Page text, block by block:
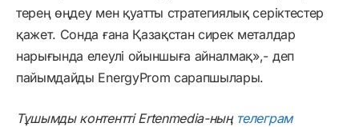
терең өңдеу мен қуатты стратегиялық серіктестер
қажет. Сонда ғана Қазақстан сирек металдар
нарығында елеулі ойыншыға айналмақ»,- деп
пайымдайды EnergyProm сарапшылары.
Тұшымды контентті Ertenmedia-ның телеграм